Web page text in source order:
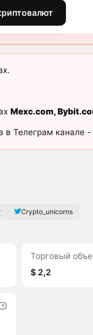
Mexc.com,
в Телеграм канале -
Crypto_unicorns
Торговый
$ 2,2